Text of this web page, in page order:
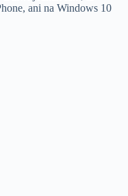
ani na Windows 10